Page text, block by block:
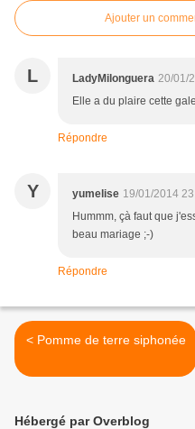
Ajouter un
L LadyMilonguera 20/01/
Elle a du plaire cette
Répondre
Y yumelise 19/01/2014
Hummm, çà faut que
beau mariage ;-)
Répondre
< Pomme de terre siphonée
Hébergé par Overblog